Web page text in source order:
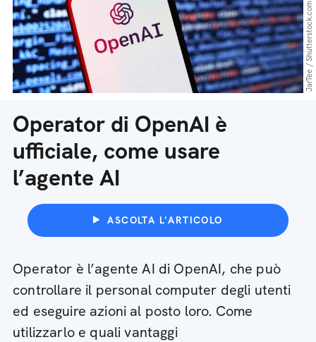
Operator di OpenAI è
ufficiale, come usare
l’agente AI
ASCOLTA L'ARTICOLO
Operator è l’agente AI di OpenAI, che può
controllare il personal computer degli utenti
ed eseguire azioni al posto loro. Come
utilizzarlo e quali vantaggi
JarTee / Shutterstock.com